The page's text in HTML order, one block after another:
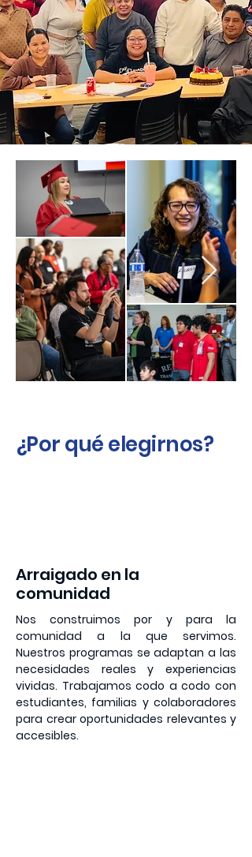
¿Por qué elegirnos?
Arraigado en la
comunidad
Nos construimos por y para la
comunidad a la que servimos.
Nuestros programas se adaptan a las
necesidades reales y experiencias
vividas. Trabajamos codo a codo con
estudiantes, familias y colaboradores
para crear oportunidades relevantes y
accesibles.